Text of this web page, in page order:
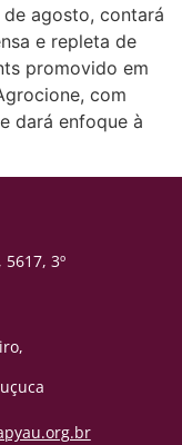
agosto, contará
e repleta de
promovido em
com
dará enfoque à
3º